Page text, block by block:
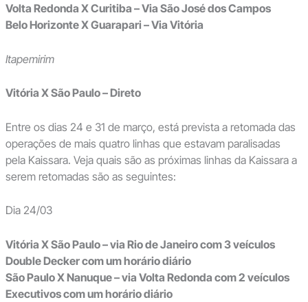
Volta Redonda X Curitiba – Via São José dos Campos
Belo Horizonte X Guarapari – Via Vitória
Itapemirim
Vitória X São Paulo – Direto
Entre os dias 24 e 31 de março, está prevista a retomada das
operações de mais quatro linhas que estavam paralisadas
pela Kaissara. Veja quais são as próximas linhas da Kaissara a
serem retomadas são as seguintes:
Dia 24/03
Vitória X São Paulo – via Rio de Janeiro com 3 veículos
Double Decker com um horário diário
São Paulo X Nanuque – via Volta Redonda com 2 veículos
Executivoscom um horário diário